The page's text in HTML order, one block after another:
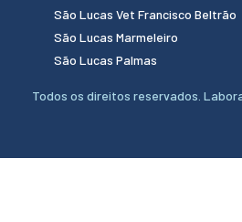
São Lucas Vet Francisco Beltrão
São Lucas Marmeleiro
São Lucas Palmas
Todos os direitos reservados.